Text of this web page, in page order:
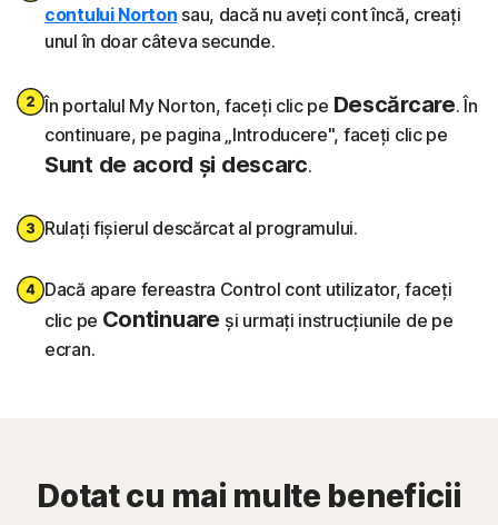
contului Norton sau, dacă nu aveți cont încă, creați
unul în doar câteva secunde.
În portalul My Norton, faceți clic pe Descărcare. În
continuare, pe pagina „Introducere", faceți clic pe
Sunt de acord și descarc.
Rulați fișierul descărcat al programului.
Dacă apare fereastra Control cont utilizator, faceți
clic pe Continuare și urmați instrucțiunile de pe
ecran.
Dotat cu mai multe beneficii